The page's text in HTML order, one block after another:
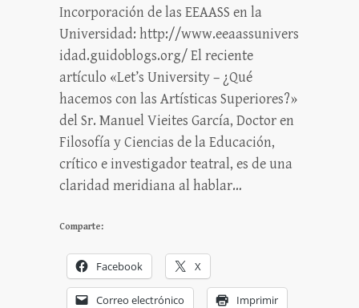
Incorporación de las EEAASS en la
Universidad: http://www.eeaassunivers
idad.guidoblogs.org/ El reciente
artículo «Let’s University – ¿Qué
hacemos con las Artísticas Superiores?»
del Sr. Manuel Vieites García, Doctor en
Filosofía y Ciencias de la Educación,
crítico e investigador teatral, es de una
claridad meridiana al hablar…
Comparte:
Facebook X
Correo electrónico Imprimir